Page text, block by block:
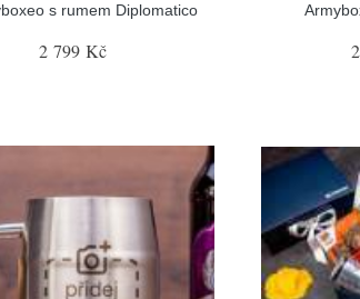
s rumem Diplomatico
2 799 Kč